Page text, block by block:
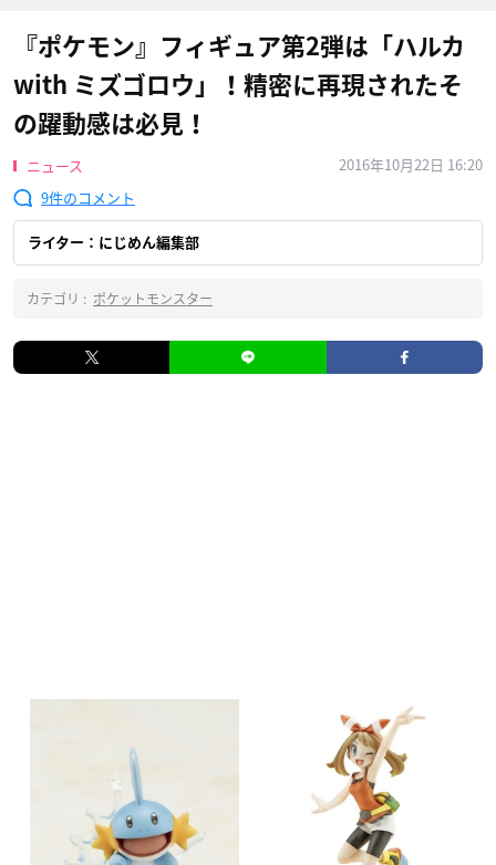
『ポケモン』フィギュア第2弾は「ハルカ
with ミズゴロウ」！精密に再現されたそ
の躍動感は必見！
ニュース
2016年10月22日 16:20
9
ライター：にじめん編集部
カテゴリ : ポケットモンスター